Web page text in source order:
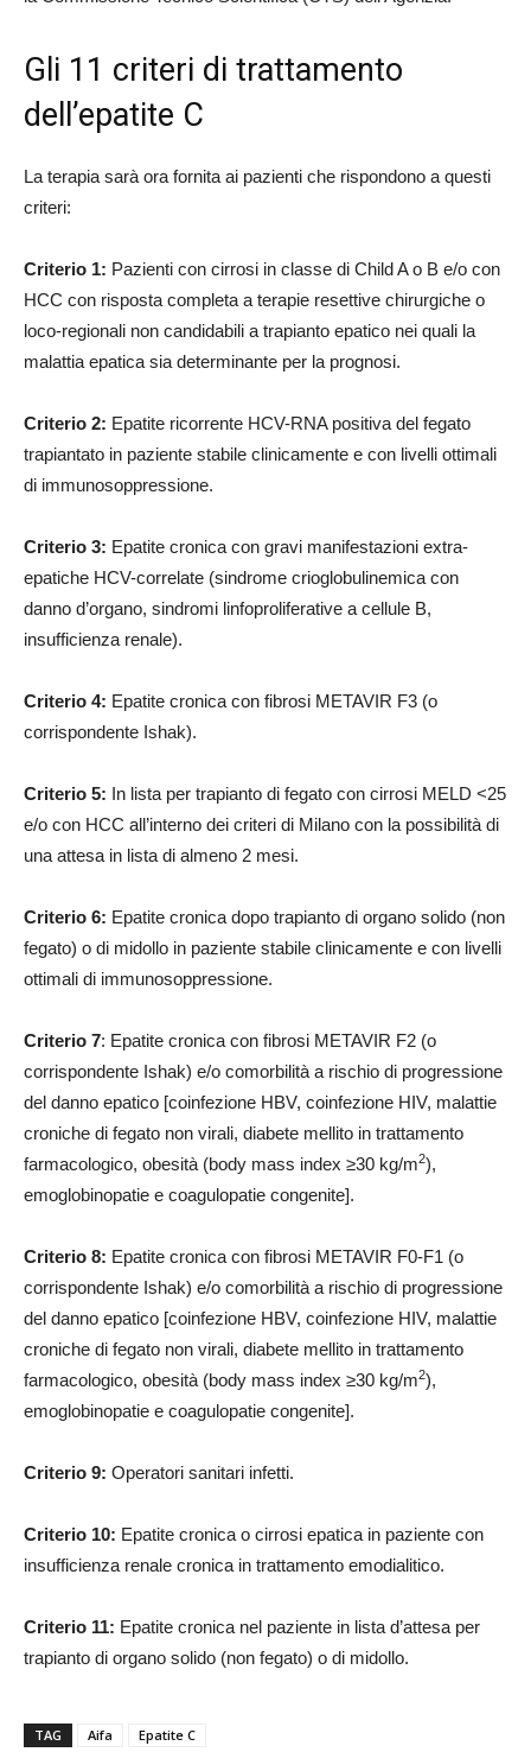
Gli 11 criteri di trattamento
dell’epatite C
La terapia sarà ora fornita ai pazienti che rispondono a questi
criteri:
Criterio 1: Pazienti con cirrosi in classe di Child A o B e/o con
HCC con risposta completa a terapie resettive chirurgiche o
loco-regionali non candidabili a trapianto epatico nei quali la
malattia epatica sia determinante per la prognosi.
Criterio 2: Epatite ricorrente HCV-RNA positiva del fegato
trapiantato in paziente stabile clinicamente e con livelli ottimali
di immunosoppressione.
Criterio 3: Epatite cronica con gravi manifestazioni extra-
epatiche HCV-correlate (sindrome crioglobulinemica con
danno d’organo, sindromi linfoproliferative a cellule B,
insufficienza renale).
Criterio 4: Epatite cronica con fibrosi METAVIR F3 (o
corrispondente Ishak).
Criterio 5: In lista per trapianto di fegato con cirrosi MELD <25
e/o con HCC all’interno dei criteri di Milano con la possibilità di
una attesa in lista di almeno 2 mesi.
Criterio 6: Epatite cronica dopo trapianto di organo solido (non
fegato) o di midollo in paziente stabile clinicamente e con livelli
ottimali di immunosoppressione.
Criterio 7: Epatite cronica con fibrosi METAVIR F2 (o
corrispondente Ishak) e/o comorbilità a rischio di progressione
del danno epatico [coinfezione HBV, coinfezione HIV, malattie
croniche di fegato non virali, diabete mellito in trattamento
farmacologico, obesità (body mass index ≥30 kg/m2),
emoglobinopatie e coagulopatie congenite].
Criterio 8: Epatite cronica con fibrosi METAVIR F0-F1 (o
corrispondente Ishak) e/o comorbilità a rischio di progressione
del danno epatico [coinfezione HBV, coinfezione HIV, malattie
croniche di fegato non virali, diabete mellito in trattamento
farmacologico, obesità (body mass index ≥30 kg/m2),
emoglobinopatie e coagulopatie congenite].
Criterio 9: Operatori sanitari infetti.
Criterio 10: Epatite cronica o cirrosi epatica in paziente con
insufficienza renale cronica in trattamento emodialitico.
Criterio 11: Epatite cronica nel paziente in lista d’attesa per
trapianto di organo solido (non fegato) o di midollo.
TAG Aifa Epatite C